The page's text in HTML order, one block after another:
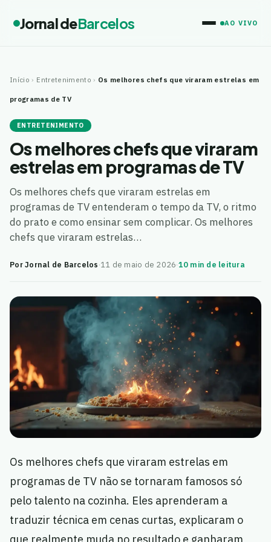
Jornal deBarcelos AO VIVO
Início › Entretenimento › Os melhores chefs que viraram estrelas em
programas de TV
ENTRETENIMENTO
Os melhores chefs que viraram
estrelas em programas de TV
Os melhores chefs que viraram estrelas em
programas de TV entenderam o tempo da TV, o ritmo
do prato e como ensinar sem complicar. Os melhores
chefs que viraram estrelas…
Por Jornal de Barcelos·11 de maio de 2026·10 min de leitura
Os melhores chefs que viraram estrelas em
programas de TV não se tornaram famosos só
pelo talento na cozinha. Eles aprenderam a
traduzir técnica em cenas curtas, explicaram o